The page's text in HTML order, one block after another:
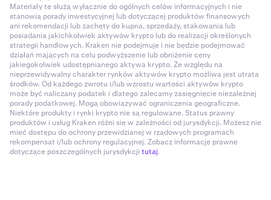
Materiały te służą wyłącznie do ogólnych celów informacyjnych i nie
stanowią porady inwestycyjnej lub dotyczącej produktów finansowych
ani rekomendacji lub zachęty do kupna, sprzedaży, stakowania lub
posiadania jakichkolwiek aktywów krypto lub do realizacji określonych
strategii handlowych. Kraken nie podejmuje i nie będzie podejmować
działań mających na celu podwyższenie lub obniżenie ceny
jakiegokolwiek udostępnianego aktywa krypto. Ze względu na
nieprzewidywalny charakter rynków aktywów krypto możliwa jest utrata
środków. Od każdego zwrotu i/lub wzrostu wartości aktywów krypto
może być naliczany podatek i dlatego zalecamy zasięgnięcie niezależnej
porady podatkowej. Mogą obowiązywać ograniczenia geograficzne.
Niektóre produkty i rynki krypto nie są regulowane. Status prawny
produktów i usług Kraken różni się w zależności od jurysdykcji. Możesz nie
mieć dostępu do ochrony przewidzianej w rządowych programach
rekompensat i/lub ochrony regulacyjnej. Zobacz informacje prawne
dotyczące poszczególnych jurysdykcji tutaj.